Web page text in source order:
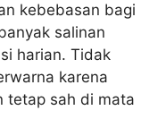
kebebasan bagi
salinan
harian. Tidak
karena
tetap sah di mata